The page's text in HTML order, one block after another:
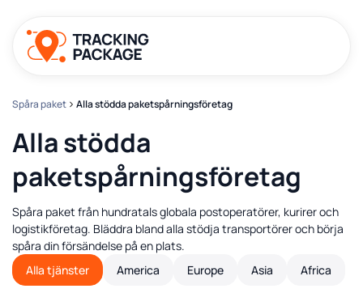
Spåra paket Alla stödda paketspårningsföretag
Alla stödda
paketspårningsföretag
Spåra paket från hundratals globala postoperatörer, kurirer och
logistikföretag. Bläddra bland alla stödja transportörer och börja
spåra din försändelse på en plats.
Alla tjänster
America Europe Asia Africa